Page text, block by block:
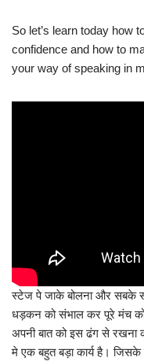
So let’s learn today how
confidence and how to
your way of speaking in
स्टेज पे जाके बोलना और सबके
धड़कन को संभाल कर पूरे मंच
अपनी बात को इस ढंग से रखना
मे एक बहुत बड़ा कार्य है। जिसके